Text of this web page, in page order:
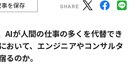
事を保存
AIが人間の仕事の多くを代替でき
おいて、エンジニアやコンサルタ
るのか。